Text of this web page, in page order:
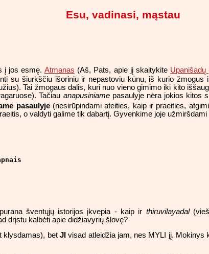
Esu, vadinasi, mąstau
į jos esmę. Atmanas (Aš, Pats, apie jį skaitykite Upanišadų
su šiurkščiu išoriniu ir nepastoviu kūnu, iš kurio
Tai žmogaus dalis, kuri nuo vieno gimimo iki kito
Tačiau anapusiniamepasaulyje nėra jokios kitos
pasaulyje(nesirūpindami ateities, kaip ir praeities,
o valdyti galime tik dabartį. Gyvenkime joje
šventųjų istorijos įkvepia - kaip ir thiruvilayadal
drįstu kalbėti apie didžiavyrių šlovę?
klysdamas), bet JI visad atleidžia jam, nes MYLI jį. Mokinys